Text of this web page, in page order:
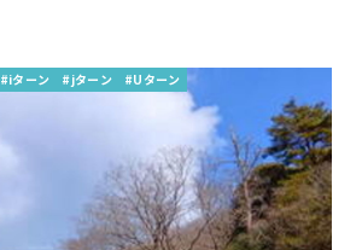
#iターン #jターン #Uターン